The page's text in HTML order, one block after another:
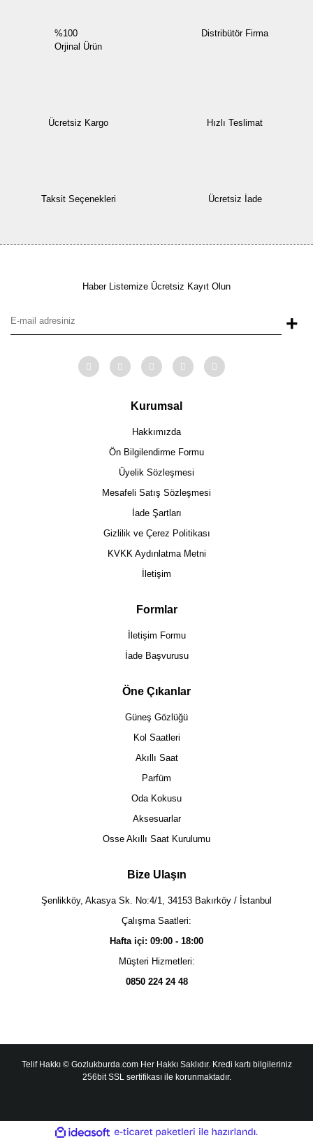
%100
Orjinal Ürün
Distribütör Firma
Ücretsiz Kargo Hızlı Teslimat
Taksit Seçenekleri Ücretsiz İade
Haber Listemize Ücretsiz Kayıt Olun
+
Kurumsal
Hakkımızda
Ön Bilgilendirme Formu
Üyelik Sözleşmesi
Mesafeli Satış Sözleşmesi
İade Şartları
Gizlilik ve Çerez Politikası
KVKK Aydınlatma Metni
İletişim
Formlar
İletişim Formu
İade Başvurusu
Öne Çıkanlar
Güneş Gözlüğü
Kol Saatleri
Akıllı Saat
Parfüm
Oda Kokusu
Aksesuarlar
Osse Akıllı Saat Kurulumu
Bize Ulaşın
Şenlikköy, Akasya Sk. No:4/1, 34153 Bakırköy / İstanbul
Çalışma Saatleri:
Hafta içi: 09:00 - 18:00
Müşteri Hizmetleri:
0850 224 24 48
Telif Hakkı © Gozlukburda.com Her Hakkı Saklıdır. Kredi kartı bilgileriniz
256bit SSL sertifikası ile korunmaktadır.
ideasoft e-